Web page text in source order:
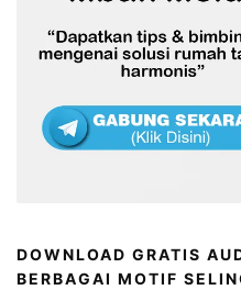
DOWNLOAD GRATIS
BERBAGAI MOTIF